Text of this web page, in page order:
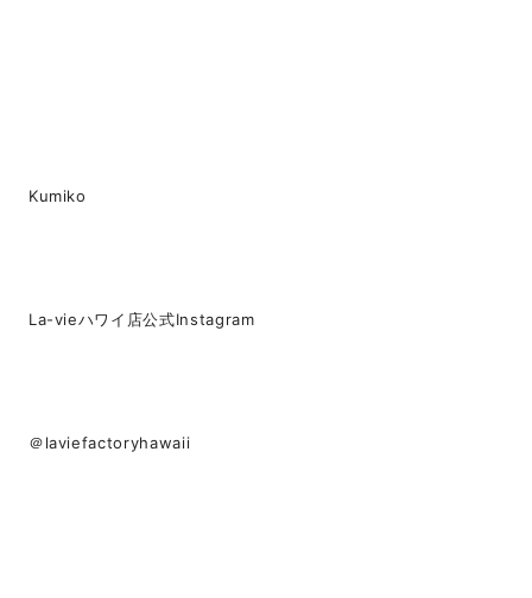
Kumiko
La-vieハワイ店公式Instagram
＠laviefactoryhawaii